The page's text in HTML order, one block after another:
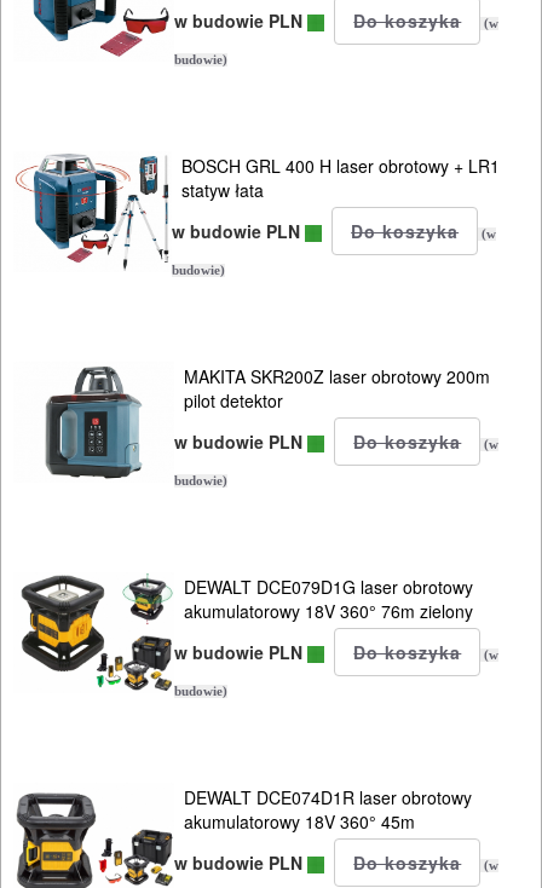
ELEKTRONARZĘDZIA
SIECIOWE
OSPRZĘT
I
AKCESORIA
MAGAZYNOWANIE
I
w budowie PLN
(w
budowie)
BOSCH GRL 400 H laser obrotowy + LR1
statyw łata
w budowie PLN
(w
budowie)
MAKITA SKR200Z laser obrotowy 200m
pilot detektor
w budowie PLN
(w
budowie)
DEWALT DCE079D1G laser obrotowy
akumulatorowy 18V 360° 76m zielony
w budowie PLN
(w
budowie)
DEWALT DCE074D1R laser obrotowy
akumulatorowy 18V 360° 45m
w budowie PLN
(w